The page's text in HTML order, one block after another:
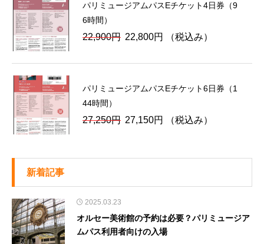
は
円
た。
格
18,730
す。
パリミュージアムパスEチケット4日券（9
6時間）
22,900円 元
価
は
円
22,800円
現
の
格
22,800
（税込み）
パリミュージアムパスEチケット6日券（1
44時間）
27,250円 元
で
し
27,150円
現
円
で
（税込み）
新着記事
2025.03.23
オルセー美術館の予約は必要？パリミュージア
ムパス利用者向けの入場